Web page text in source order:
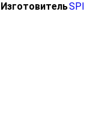
ИзготовительSPI